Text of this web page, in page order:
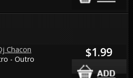
Chacon
- Outro
$1.99